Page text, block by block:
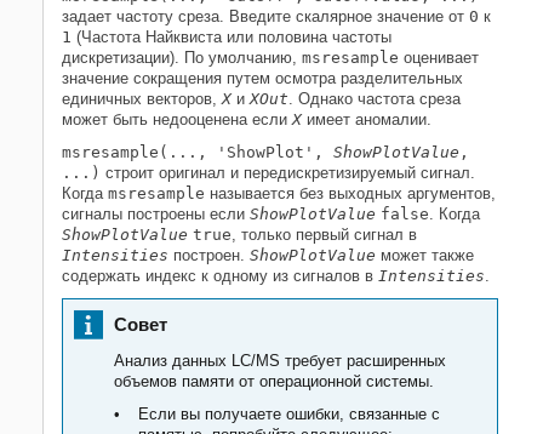
задает частоту среза. Введите скалярное значение от 0 к
1 (Частота Найквиста или половина частоты
дискретизации). По умолчанию, msresample оценивает
значение сокращения путем осмотра разделительных
единичных векторов,XиXOut. Однако частота среза
может быть недооценена еслиXимеет аномалии.
msresample(..., 'ShowPlot', ShowPlotValue ,
...) строит оригинал и передискретизируемый сигнал.
Когда msresample называется без выходных аргументов,
сигналы построены если ShowPlotValue false. Когда
ShowPlotValue true, только первый сигнал в
Intensities построен. ShowPlotValue может также
содержать индекс к одному из сигналов в Intensities.
Совет
Анализ данных LC/MS требует расширенных
объемов памяти от операционной системы.
Если вы получаете ошибки, связанные с